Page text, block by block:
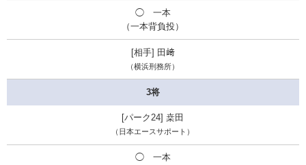
◯ 一本
（一本背負投）
田﨑
（横浜刑務所）
3将
桒田
（日本エースサポート）
◯ 一本